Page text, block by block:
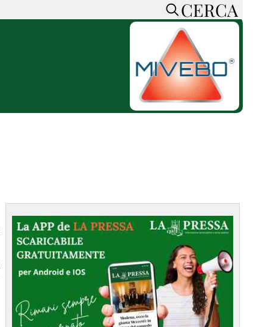
CERCA
ACCEDI o REGISTRATI
SOSTIENI LA PRESSA
MAPPA DEL SITO
NORMATIVE
DEONTOLOGICHE
TERMINI e CONDIZIONI
CERCA